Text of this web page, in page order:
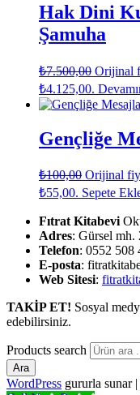
Hak Dini
Şamuha
₺7.500,00 Orijinal
₺4.125,00.
Gençliğe
₺100,00 Orijinal
₺55,00. Sepete
Fıtrat Kitabevi
Adres: Gürsel mh.
Telefon: 0552 508
E-posta:
Web Sitesi:
TAKİP ET! Sosyal
edebilirsiniz.
Products search
Ara
WordPress gururla sunar |